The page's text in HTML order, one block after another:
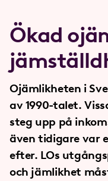
Ökad
Ojämlikheten i
av 1990-talet.
steg upp på
även tidigare var
efter. LOs
och jämlikhet